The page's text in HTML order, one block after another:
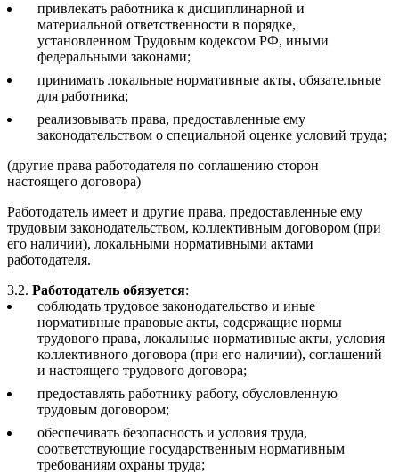
привлекать работника к дисциплинарной и
материальной ответственности в порядке,
установленном Трудовым кодексом РФ, иными
федеральными законами;
принимать локальные нормативные акты, обязательные
для работника;
реализовывать права, предоставленные ему
законодательством о специальной оценке условий труда;
(другие права работодателя по соглашению сторон
настоящего договора)
Работодатель имеет и другие права, предоставленные ему
трудовым законодательством, коллективным договором (при
его наличии), локальными нормативными актами
работодателя.
3.2. Работодатель обязуется:
соблюдать трудовое законодательство и иные
нормативные правовые акты, содержащие нормы
трудового права, локальные нормативные акты, условия
коллективного договора (при его наличии), соглашений
и настоящего трудового договора;
предоставлять работнику работу, обусловленную
трудовым договором;
обеспечивать безопасность и условия труда,
соответствующие государственным нормативным
требованиям охраны труда;